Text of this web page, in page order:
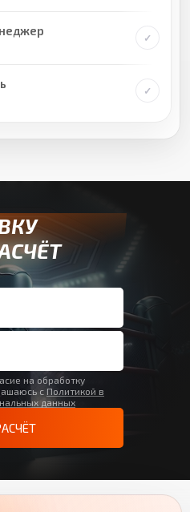
на обработку
с Политикой в
данных